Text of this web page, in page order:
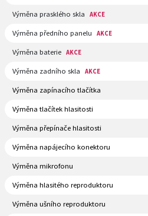
Výměna prasklého skla AKCE
Výměna předního panelu AKCE
Výměna baterie AKCE
Výměna zadního skla AKCE
Výměna zapínacího tlačítka
Výměna tlačítek hlasitosti
Výměna přepínače hlasitosti
Výměna napájecího konektoru
Výměna mikrofonu
Výměna hlasitého reproduktoru
Výměna ušního reproduktoru